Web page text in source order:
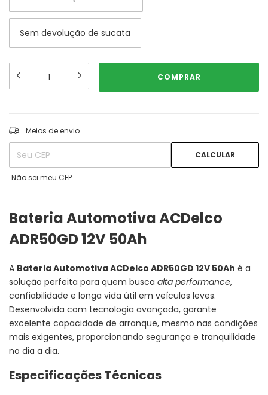
Sem devolução de sucata
Entregas para o CEP:
Meios de envio
CALCULAR
Não sei meu CEP
Bateria Automotiva ACDelco
ADR50GD 12V 50Ah
A Bateria Automotiva ACDelco ADR50GD 12V 50Ah é a
solução perfeita para quem busca alta performance,
confiabilidade e longa vida útil em veículos leves.
Desenvolvida com tecnologia avançada, garante
excelente capacidade de arranque, mesmo nas condições
mais exigentes, proporcionando segurança e tranquilidade
no dia a dia.
Especificações Técnicas